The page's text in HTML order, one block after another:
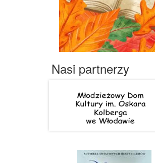
Nasi partnerzy